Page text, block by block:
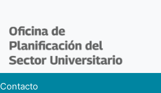
Contacto